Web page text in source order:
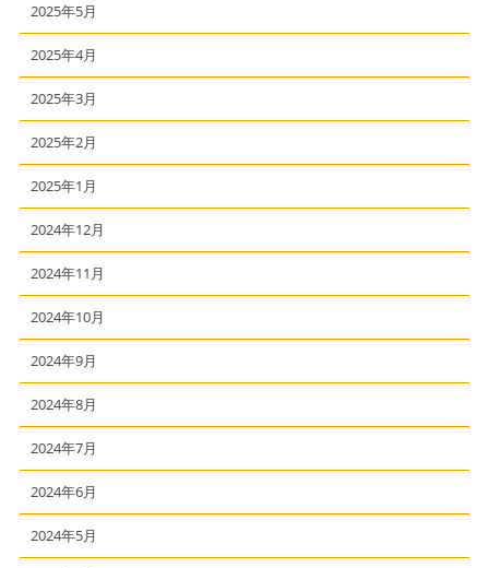
2025年5月
2025年4月
2025年3月
2025年2月
2025年1月
2024年12月
2024年11月
2024年10月
2024年9月
2024年8月
2024年7月
2024年6月
2024年5月